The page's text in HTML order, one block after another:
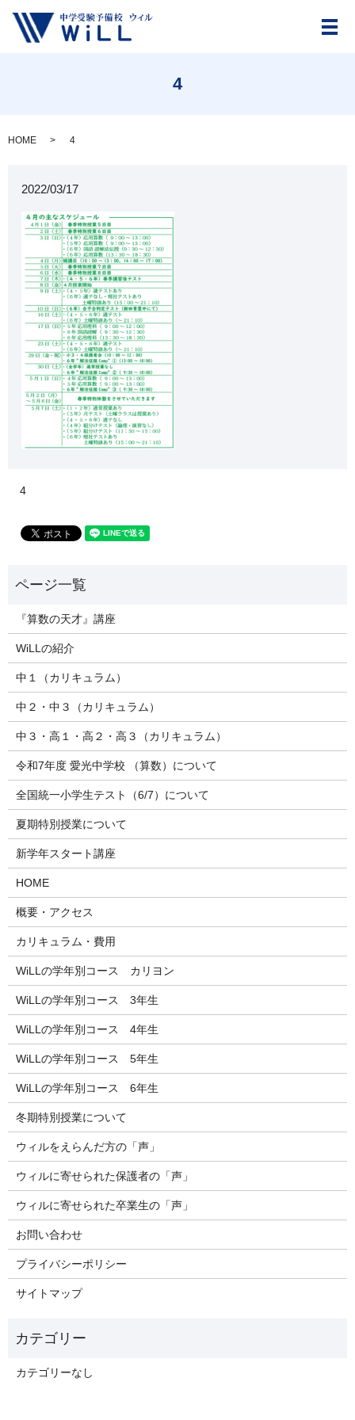
メ
4
HOME 4
2022/03/17
4
『算数の天才』講座
WiLLの紹介
中１（カリキュラム）
中２・中３（カリキュラム）
中３・高１・高２・高３（カリキュラム）
令和7年度 愛光中学校 （算数）について
全国統一小学生テスト（6/7）について
夏期特別授業について
新学年スタート講座
HOME
概要・アクセス
カリキュラム・費用
WiLLの学年別コース カリヨン
WiLLの学年別コース 3年生
WiLLの学年別コース 4年生
WiLLの学年別コース 5年生
WiLLの学年別コース 6年生
冬期特別授業について
ウィルをえらんだ方の「声」
ウィルに寄せられた保護者の「声」
ウィルに寄せられた卒業生の「声」
お問い合わせ
プライバシーポリシー
サイトマップ
カテゴリーなし